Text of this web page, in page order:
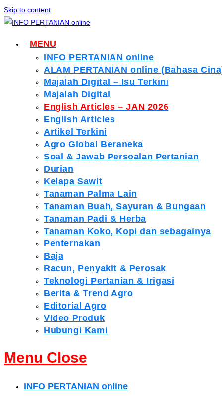
Skip to content
MENU
INFO PERTANIAN online
ALAM PERTANIAN online (Bahasa
Majalah Digital – Isu Terkini
Majalah Digital
English Articles – JAN 2026
English Articles
Artikel Terkini
Agro Global Beraneka
Soal & Jawab Persoalan Pertanian
Durian
Kelapa Sawit
Tanaman Palma Lain
Tanaman Buah, Sayuran & Bungaan
Tanaman Padi & Herba
Tanaman Koko, Kopi dan sebagainya
Penternakan
Baja
Racun, Penyakit & Perosak
Teknologi Pertanian & Irigasi
Berita & Trend Agro
Editorial Agro
Video Produk
Hubungi Kami
Menu Close
INFO PERTANIAN online